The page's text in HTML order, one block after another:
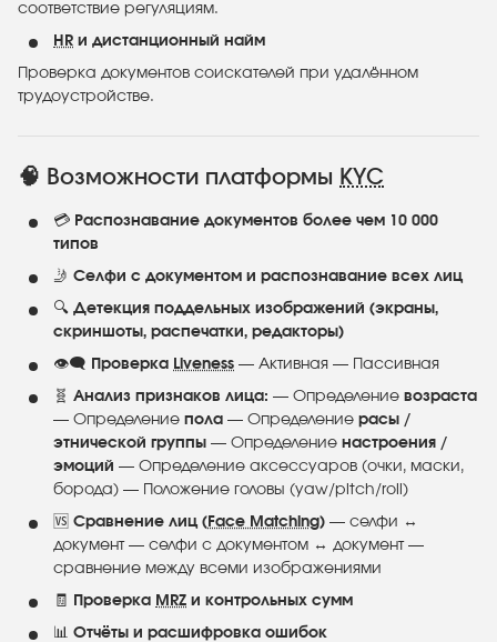
соответствие регуляциям.
HR и дистанционный найм
Проверка документов соискателей при удалённом
трудоустройстве.
🧠 Возможности платформы KYC
💳 Распознавание документов более чем 10 000
типов
🤳 Селфи с документом и распознавание всех лиц
🔍 Детекция поддельных изображений (экраны,
скриншоты, распечатки, редакторы)
👁️‍🗨️ Проверка Liveness — Активная — Пассивная
🧬 Анализ признаков лица: — Определение возраста
— Определение пола — Определение расы /
этнической группы — Определение настроения /
эмоций — Определение аксессуаров (очки, маски,
борода) — Положение головы (yaw/pitch/roll)
🆚 Сравнение лиц ( Face Matching) — селфи ↔
документ — селфи с документом ↔ документ —
сравнение между всеми изображениями
🧾 Проверка MRZ и контрольных сумм
📊 Отчёты и расшифровка ошибок